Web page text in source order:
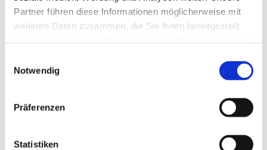
Partner führen diese Informationen möglicherweise mit
weiteren Daten zusammen, die Sie ihnen bereitgestellt
Notwendig
Präferenzen
Statistiken